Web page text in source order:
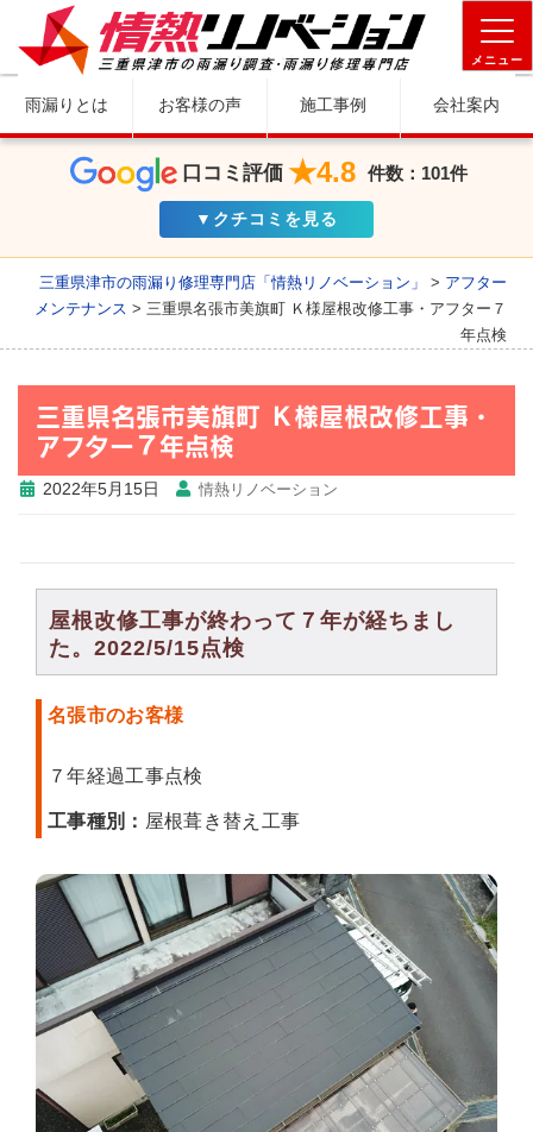
メニュー
雨漏りとは お客様の声 施工事例 会社案内
口コミ評価 ★4.8 件数：101件
▼クチコミを見る
三重県津市の雨漏り修理専門店「情熱リノベーション」 > アフター
メンテナンス > 三重県名張市美旗町 Ｋ様屋根改修工事・アフター７
年点検
三重県名張市美旗町 Ｋ様屋根改修工事・
アフター７年点検
2022年5月15日 情熱リノベーション
屋根改修工事が終わって７年が経ちまし
た。2022/5/15点検
名張市のお客様
７年経過工事点検
工事種別： 屋根葺き替え工事